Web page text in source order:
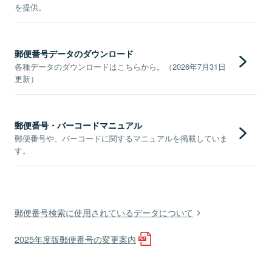
を提供。
郵便番号データのダウンロード
各種データのダウンロードはこちらから。（2026年7月31日
更新）
郵便番号・バーコードマニュアル
郵便番号や、バーコードに関するマニュアルを掲載していま
す。
郵便番号検索に使用されているデータについて
2025年度版郵便番号の変更案内